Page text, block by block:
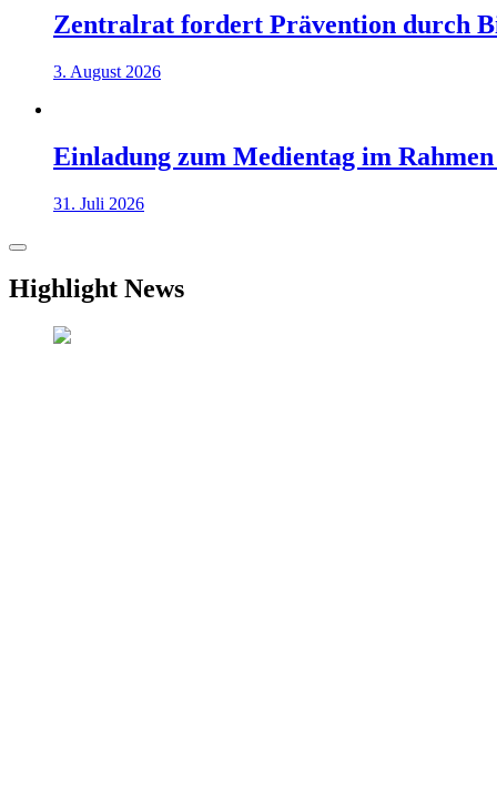
Zentralrat fordert Prävention durch
3. August 2026
Einladung zum Medientag im
31. Juli 2026
Highlight News